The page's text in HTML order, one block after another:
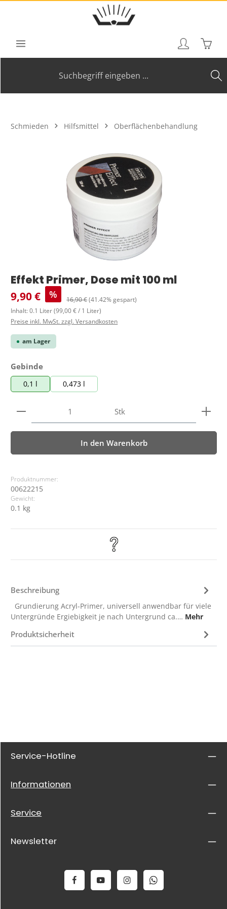
Zum Hauptinhalt springen
Schmieden Hilfsmittel Oberflächenbehandlung
Bildergalerie überspringen
Effekt Primer, Dose mit 100 ml
Verkaufspreis:
9,90 € % Regulärer Preis:
16,90 €(41.42% gespart)
Inhalt:0.1 Liter(99,00 € / 1 Liter)
Preise inkl. MwSt. zzgl. Versandkosten
am Lager
Gebindeauswählen
0,1 l 0,473 l
Produkt Anzahl: Gib den gewünschten Wert ein
Stk
In den Warenkorb
Produktnummer:
00622215
Gewicht:
0.1 kg
Beschreibung
Grundierung Acryl-Primer, universell anwendbar für viele
Untergründe Ergiebigkeit je nach Untergrund ca.… Mehr
Produktsicherheit
Service-Hotline
Informationen
Service
Newsletter